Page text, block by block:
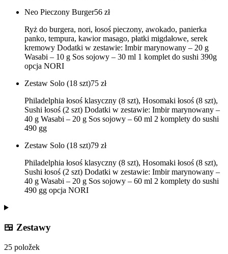
Neo Pieczony Burger56 zł
Ryż do burgera, nori, łosoś pieczony, awokado, panierka
panko, tempura, kawior masago, płatki migdałowe, serek
kremowy Dodatki w zestawie: Imbir marynowany – 20 g
Wasabi – 10 g Sos sojowy – 30 ml 1 komplet do sushi 390g
opcja NORI
Zestaw Solo (18 szt)75 zł
Philadelphia łosoś klasyczny (8 szt), Hosomaki łosoś (8 szt),
Sushi łosoś (2 szt) Dodatki w zestawie: Imbir marynowany –
40 g Wasabi – 20 g Sos sojowy – 60 ml 2 komplety do sushi
490 gg
Zestaw Solo (18 szt)79 zł
Philadelphia łosoś klasyczny (8 szt), Hosomaki łosoś (8 szt),
Sushi łosoś (2 szt) Dodatki w zestawie: Imbir marynowany –
40 g Wasabi – 20 g Sos sojowy – 60 ml 2 komplety do sushi
490 gg opcja NORI
🍱 Zestawy
25 položek